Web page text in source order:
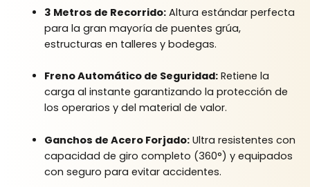
3 Metros de Recorrido:Altura estándar perfecta
para la gran mayoría de puentes grúa,
estructuras en talleres y bodegas.
Freno Automático de Seguridad:Retiene la
carga al instante garantizando la protección de
los operarios y del material de valor.
Ganchos de Acero Forjado:Ultra resistentes con
capacidad de giro completo (360°) y equipados
con seguro para evitar accidentes.